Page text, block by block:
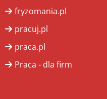
fryzomania.pl
pracuj.pl
praca.pl
Praca - dla firm